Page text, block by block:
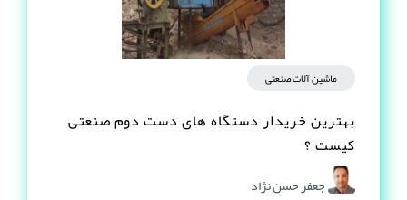
ماشین آلات صنعتی
بهترین خریدار دستگاه های دست دوم صنعتی
کیست ؟
جعفر حسن نژاد